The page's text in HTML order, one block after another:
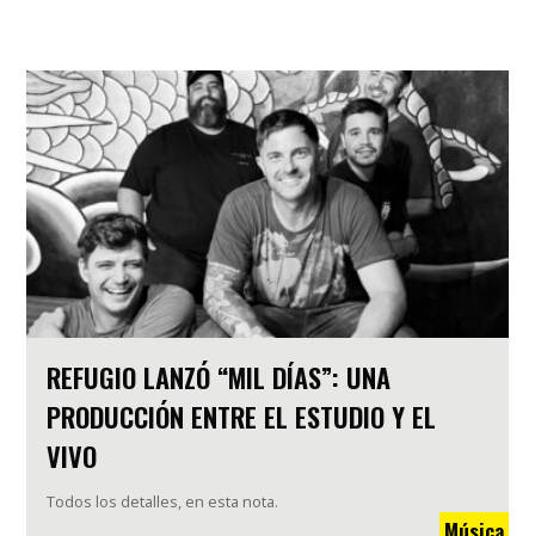
REFUGIO LANZÓ “MIL DÍAS”: UNA
PRODUCCIÓN ENTRE EL ESTUDIO Y EL
VIVO
Todos los detalles, en esta nota.